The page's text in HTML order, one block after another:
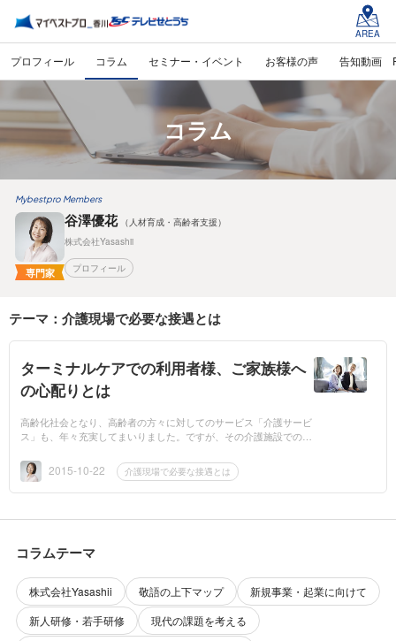
AREA
プロフィール コラム セミナー・イベント お客様の声 告知動画
コラム
Mybestpro Members
専門家
谷澤優花
（人材育成・高齢者支援）
株式会社Yasashii
プロフィール
テーマ：介護現場で必要な接遇とは
ターミナルケアでの利用者様、ご家族様へ
の心配りとは
高齢化社会となり、高齢者の方々に対してのサービス「介護サービ
ス」も、年々充実してまいりました。ですが、その介護施設でのサ
も重要です。今...
2015-10-22 介護現場で必要な接遇とは
コラムテーマ
株式会社Yasashii 敬語の上下マップ
新規事業・起業に向けて
新人研修・若手研修
現代の課題を考える